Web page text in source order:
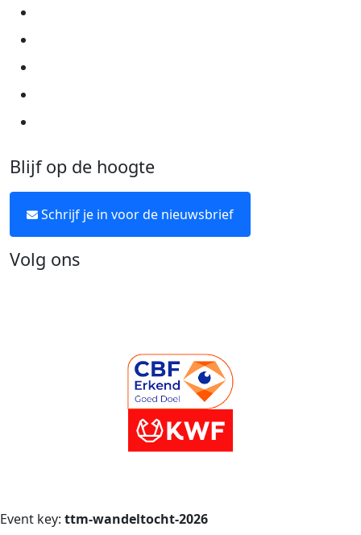
Blijf op de hoogte
Schrijf je in voor de nieuwsbrief
Volg ons
Event key: ttm-wandeltocht-2026